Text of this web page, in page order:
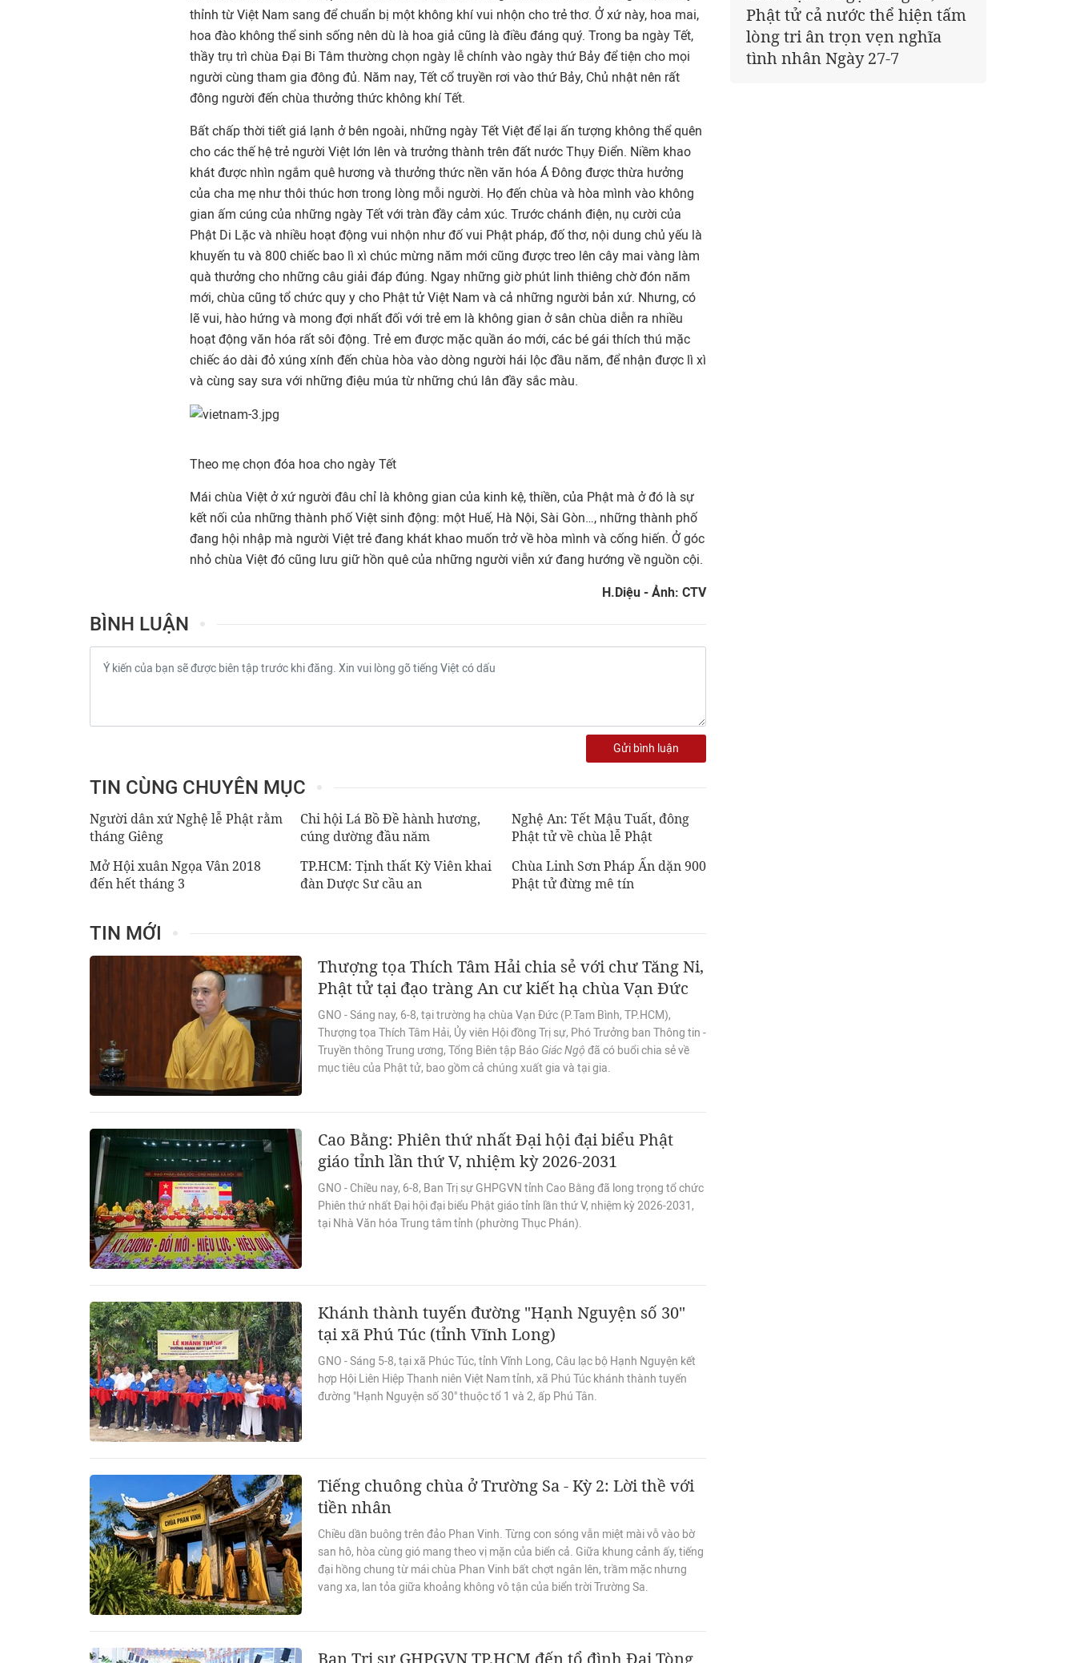
thỉnh từ Việt Nam sang để chuẩn bị một không khí vui nhộn cho trẻ thơ. Ở xứ này, hoa mai,
hoa đào không thể sinh sống nên dù là hoa giả cũng là điều đáng quý. Trong ba ngày Tết,
thầy trụ trì chùa Đại Bi Tâm thường chọn ngày lễ chính vào ngày thứ Bảy để tiện cho mọi
người cùng tham gia đông đủ. Năm nay, Tết cổ truyền rơi vào thứ Bảy, Chủ nhật nên rất
đông người đến chùa thưởng thức không khí Tết.
Bất chấp thời tiết giá lạnh ở bên ngoài, những ngày Tết Việt để lại ấn tượng không thể quên
cho các thế hệ trẻ người Việt lớn lên và trưởng thành trên đất nước Thụy Điển. Niềm khao
khát được nhìn ngắm quê hương và thưởng thức nền văn hóa Á Đông được thừa hưởng
của cha mẹ như thôi thúc hơn trong lòng mỗi người. Họ đến chùa và hòa mình vào không
gian ấm cúng của những ngày Tết với tràn đầy cảm xúc. Trước chánh điện, nụ cười của
Phật Di Lặc và nhiều hoạt động vui nhộn như đố vui Phật pháp, đố thơ, nội dung chủ yếu là
khuyến tu và 800 chiếc bao lì xì chúc mừng năm mới cũng được treo lên cây mai vàng làm
quà thưởng cho những câu giải đáp đúng. Ngay những giờ phút linh thiêng chờ đón năm
mới, chùa cũng tổ chức quy y cho Phật tử Việt Nam và cả những người bản xứ. Nhưng, có
lẽ vui, hào hứng và mong đợi nhất đối với trẻ em là không gian ở sân chùa diễn ra nhiều
hoạt động văn hóa rất sôi động. Trẻ em được mặc quần áo mới, các bé gái thích thú mặc
chiếc áo dài đỏ xúng xính đến chùa hòa vào dòng người hái lộc đầu năm, để nhận được lì xì
và cùng say sưa với những điệu múa từ những chú lân đầy sắc màu.
Theo mẹ chọn đóa hoa cho ngày Tết
Mái chùa Việt ở xứ người đâu chỉ là không gian của kinh kệ, thiền, của Phật mà ở đó là sự
kết nối của những thành phố Việt sinh động: một Huế, Hà Nội, Sài Gòn…, những thành phố
đang hội nhập mà người Việt trẻ đang khát khao muốn trở về hòa mình và cống hiến. Ở góc
nhỏ chùa Việt đó cũng lưu giữ hồn quê của những người viễn xứ đang hướng về nguồn cội.
H.Diệu - Ảnh: CTV
BÌNH LUẬN
Gửi bình luận
TIN CÙNG CHUYÊN MỤC
Người dân xứ Nghệ lễ Phật rằm
tháng Giêng
Chi hội Lá Bồ Đề hành hương,
cúng dường đầu năm
Nghệ An: Tết Mậu Tuất, đông
Phật tử về chùa lễ Phật
Mở Hội xuân Ngọa Vân 2018
đến hết tháng 3
TP.HCM: Tịnh thất Kỳ Viên khai
đàn Dược Sư cầu an
Chùa Linh Sơn Pháp Ấn dặn 900
Phật tử đừng mê tín
TIN MỚI
Thượng tọa Thích Tâm Hải chia sẻ với chư Tăng Ni,
Phật tử tại đạo tràng An cư kiết hạ chùa Vạn Đức
GNO - Sáng nay, 6-8, tại trường hạ chùa Vạn Đức (P.Tam Bình, TP.HCM),
Thượng tọa Thích Tâm Hải, Ủy viên Hội đồng Trị sự, Phó Trưởng ban Thông tin -
Truyền thông Trung ương, Tổng Biên tập Báo Giác Ngộ đã có buổi chia sẻ về
mục tiêu của Phật tử, bao gồm cả chúng xuất gia và tại gia.
Cao Bằng: Phiên thứ nhất Đại hội đại biểu Phật
giáo tỉnh lần thứ V, nhiệm kỳ 2026-2031
GNO - Chiều nay, 6-8, Ban Trị sự GHPGVN tỉnh Cao Bằng đã long trọng tổ chức
Phiên thứ nhất Đại hội đại biểu Phật giáo tỉnh lần thứ V, nhiệm kỳ 2026-2031,
tại Nhà Văn hóa Trung tâm tỉnh (phường Thục Phán).
Khánh thành tuyến đường "Hạnh Nguyện số 30"
tại xã Phú Túc (tỉnh Vĩnh Long)
GNO - Sáng 5-8, tại xã Phúc Túc, tỉnh Vĩnh Long, Câu lạc bộ Hạnh Nguyện kết
hợp Hội Liên Hiệp Thanh niên Việt Nam tỉnh, xã Phú Túc khánh thành tuyến
đường "Hạnh Nguyện số 30" thuộc tổ 1 và 2, ấp Phú Tân.
Tiếng chuông chùa ở Trường Sa - Kỳ 2: Lời thề với
tiền nhân
Chiều dần buông trên đảo Phan Vinh. Từng con sóng vẫn miệt mài vỗ vào bờ
san hô, hòa cùng gió mang theo vị mặn của biển cả. Giữa khung cảnh ấy, tiếng
đại hồng chung từ mái chùa Phan Vinh bất chợt ngân lên, trầm mặc nhưng
vang xa, lan tỏa giữa khoảng không vô tận của biển trời Trường Sa.
Ban Trị sự GHPGVN TP.HCM đến tổ đình Đại Tòng
tổ chức Đại hội đại biểu Phật
giáo nhiệm kỳ 2026-2031